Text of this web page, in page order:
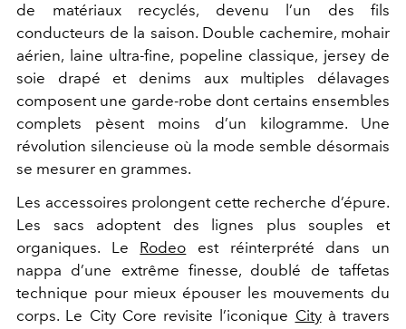
de matériaux recyclés, devenu l’un des fils
conducteurs de la saison. Double cachemire, mohair
aérien, laine ultra-fine, popeline classique, jersey de
soie drapé et denims aux multiples délavages
composent une garde-robe dont certains ensembles
complets pèsent moins d’un kilogramme. Une
révolution silencieuse où la mode semble désormais
se mesurer en grammes.
Les accessoires prolongent cette recherche d’épure.
Les sacs adoptent des lignes plus souples et
organiques. Le Rodeo est réinterprété dans un
nappa d’une extrême finesse, doublé de taffetas
technique pour mieux épouser les mouvements du
corps. Le City Core revisite l’iconique Cityà travers